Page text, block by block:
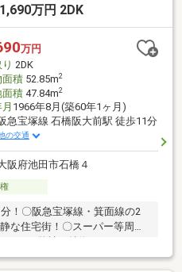
：約460ｍ（徒歩約6分）・
ｍ（徒歩約5分）・セブンイ
（徒歩約8分）・コジマドラ
万円 2DK
万円
2DK
面積52.85m2
面積47.84m2
1966年8月(築60年1ヶ月)
急宝塚線 石橋阪大前駅 徒歩11分
の交通
阪府池田市石橋４
！〇阪急宝塚線・箕面線の2
な住宅街！〇スーパー等周辺
用ください。・キッズスペー